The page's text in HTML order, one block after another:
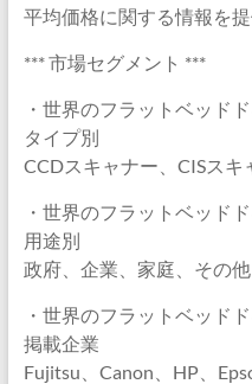
平均価格に関する情報を提
*** 市場セグメント ***
・世界のフラットベッド
タイプ別
CCDスキャナー、CISスキ
・世界のフラットベッド
用途別
政府、企業、家庭、その他
・世界のフラットベッド
掲載企業
Fujitsu、Canon、HP、